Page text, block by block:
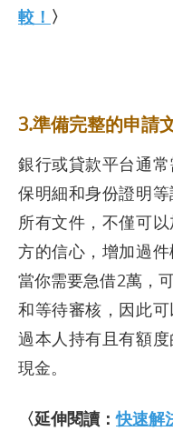
較！ 〉
3.準備完整的申請
銀行或貸款平台通
保明細和身份證明
所有文件，不僅可
方的信心，增加過
當你需要急借2萬，
和等待審核，因此
過本人持有且有額
現金。
〈延伸閱讀：快速解